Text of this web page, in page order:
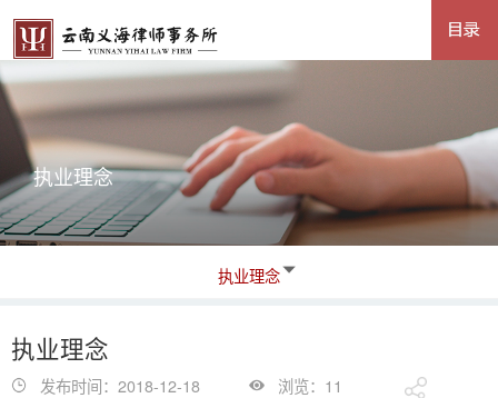
执业理念
执业理念
执业理念
发布时间：2018-12-18 浏览：11